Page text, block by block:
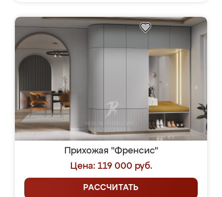
Прихожая "Френсис"
Цена: 119 000 руб.
РАССЧИТАТЬ